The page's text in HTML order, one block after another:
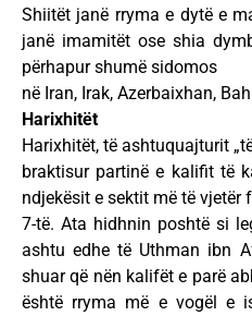
Shiitët janë rryma e dytë e
janë imamitët ose shia
përhapur shumë sidomos
në Iran, Irak, Azerbaixhan,
Harixhitët
Harixhitët, të ashtuquajturit
braktisur partinë e kalifit të
ndjekësit e sektit më të
7-të. Ata hidhnin poshtë si
ashtu edhe të Uthman ibn
shuar që nën kalifët e parë
është rryma më e vogël e